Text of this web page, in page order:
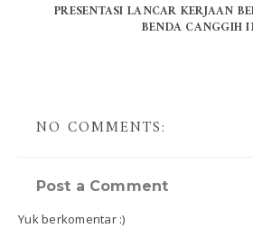
PRESENTASI LANCAR KERJAAN
BENDA CANGGIH
NO COMMENTS:
Post a Comment
Yuk berkomentar :)